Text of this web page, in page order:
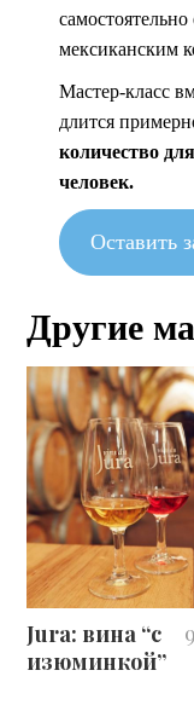
мексиканским
Мастер-класс
длится
количество
человек.
Оставить
Другие
Jura: вина “с
изюминкой”